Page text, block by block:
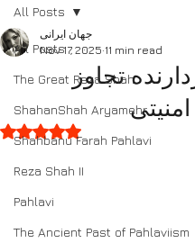
All Posts
The Great Reza Shah
ShahanShah Aryamehr
Shahbanu Farah Pahlavi
Reza Shah II
Pahlavi
The Ancient Past of Pahlaviism
All Posts
تجاوز
جهان ایرانی
Nov 17, 2025 11 min read
Rated NaN out of 5 stars.